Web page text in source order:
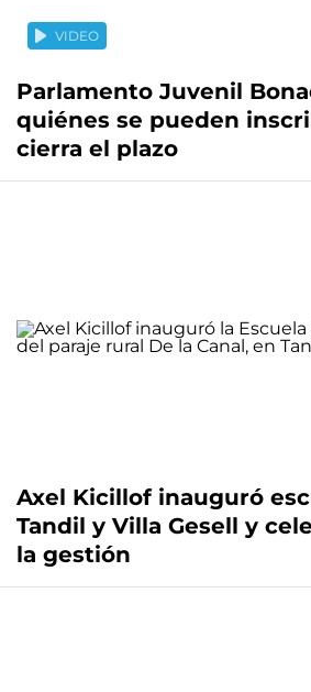
VIDEO
Parlamento Juvenil
quiénes se pueden
cierra el plazo
Axel Kicillof inauguró
Tandil y Villa Gesell y
la gestión